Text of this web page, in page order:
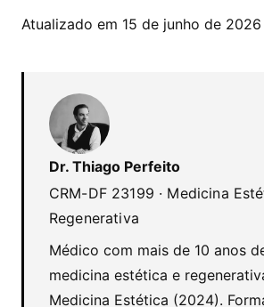
Atualizado em 15 de junho de 2026
Dr. Thiago Perfeito
CRM-DF 23199 · Medicina
Regenerativa
Médico com mais de 10 anos
medicina estética e
Medicina Estética (2024).